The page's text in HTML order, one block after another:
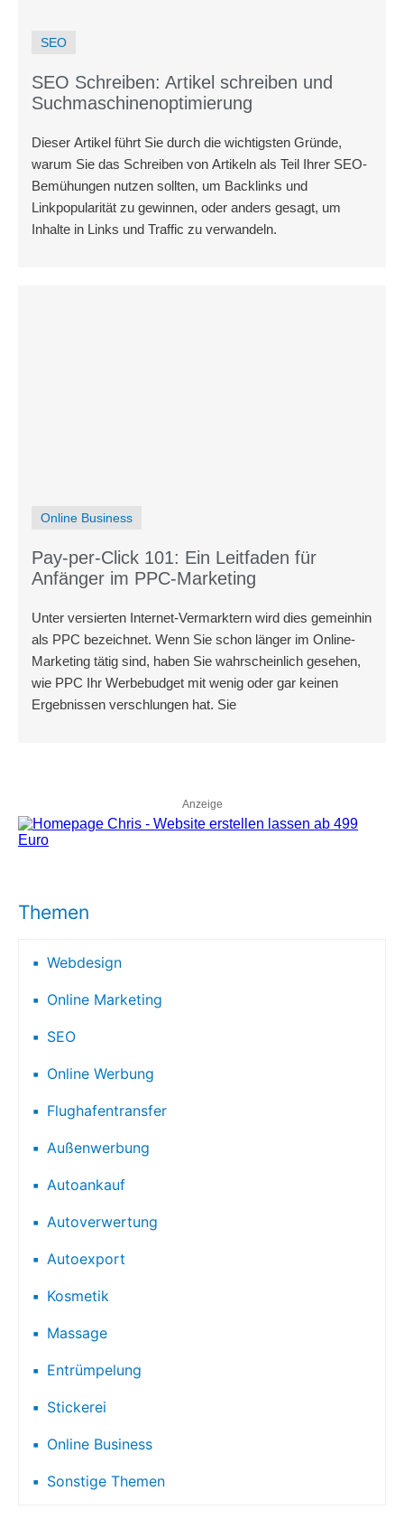
SEO
SEO Schreiben: Artikel schreiben und
Suchmaschinenoptimierung
Dieser Artikel führt Sie durch die wichtigsten Gründe,
warum Sie das Schreiben von Artikeln als Teil Ihrer SEO-
Bemühungen nutzen sollten, um Backlinks und
Linkpopularität zu gewinnen, oder anders gesagt, um
Inhalte in Links und Traffic zu verwandeln.
Online Business
Pay-per-Click 101: Ein Leitfaden für
Anfänger im PPC-Marketing
Unter versierten Internet-Vermarktern wird dies gemeinhin
als PPC bezeichnet. Wenn Sie schon länger im Online-
Marketing tätig sind, haben Sie wahrscheinlich gesehen,
wie PPC Ihr Werbebudget mit wenig oder gar keinen
Ergebnissen verschlungen hat. Sie
Anzeige
Themen
Webdesign
Online Marketing
SEO
Online Werbung
Flughafentransfer
Außenwerbung
Autoankauf
Autoverwertung
Autoexport
Kosmetik
Massage
Entrümpelung
Stickerei
Online Business
Sonstige Themen